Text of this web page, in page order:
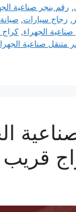
, رقم بنجر صناعية
, زجاج سيارات,
الجهراء,
متنقل صناعية